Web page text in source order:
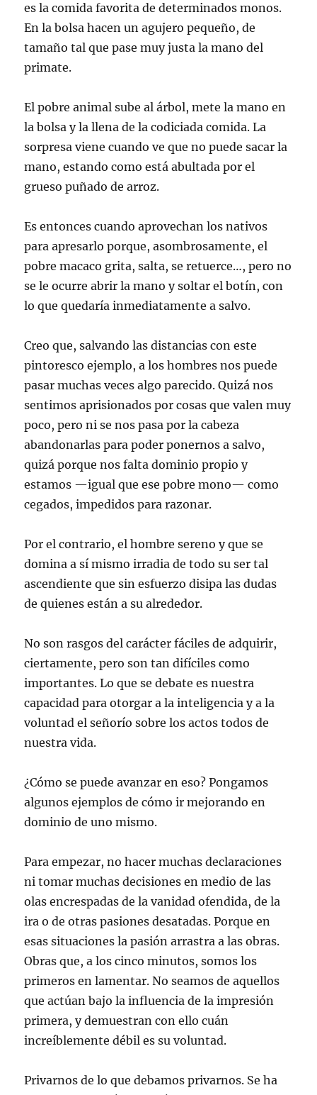
es la comida favorita de determinados monos.
En la bolsa hacen un agujero pequeño, de
tamaño tal que pase muy justa la mano del
primate.
El pobre animal sube al árbol, mete la mano en
la bolsa y la llena de la codiciada comida. La
sorpresa viene cuando ve que no puede sacar la
mano, estando como está abultada por el
grueso puñado de arroz.
Es entonces cuando aprovechan los nativos
para apresarlo porque, asombrosamente, el
pobre macaco grita, salta, se retuerce…, pero no
se le ocurre abrir la mano y soltar el botín, con
lo que quedaría inmediatamente a salvo.
Creo que, salvando las distancias con este
pintoresco ejemplo, a los hombres nos puede
pasar muchas veces algo parecido. Quizá nos
sentimos aprisionados por cosas que valen muy
poco, pero ni se nos pasa por la cabeza
abandonarlas para poder ponernos a salvo,
quizá porque nos falta dominio propio y
estamos —igual que ese pobre mono— como
cegados, impedidos para razonar.
Por el contrario, el hombre sereno y que se
domina a sí mismo irradia de todo su ser tal
ascendiente que sin esfuerzo disipa las dudas
de quienes están a su alrededor.
No son rasgos del carácter fáciles de adquirir,
ciertamente, pero son tan difíciles como
importantes. Lo que se debate es nuestra
capacidad para otorgar a la inteligencia y a la
voluntad el señorío sobre los actos todos de
nuestra vida.
¿Cómo se puede avanzar en eso? Pongamos
algunos ejemplos de cómo ir mejorando en
dominio de uno mismo.
Para empezar, no hacer muchas declaraciones
ni tomar muchas decisiones en medio de las
olas encrespadas de la vanidad ofendida, de la
ira o de otras pasiones desatadas. Porque en
esas situaciones la pasión arrastra a las obras.
Obras que, a los cinco minutos, somos los
primeros en lamentar. No seamos de aquellos
que actúan bajo la influencia de la impresión
primera, y demuestran con ello cuán
increíblemente débil es su voluntad.
Privarnos de lo que debamos privarnos. Se ha